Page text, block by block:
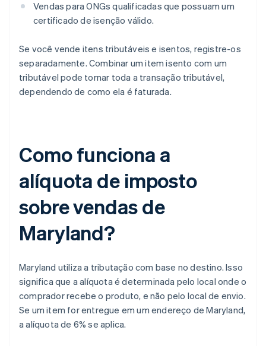
Vendas para ONGs qualificadas que possuam um
certificado de isenção válido.
Se você vende itens tributáveis e isentos, registre-os
separadamente. Combinar um item isento com um
tributável pode tornar toda a transação tributável,
dependendo de como ela é faturada.
Como funciona a
alíquota de imposto
sobre vendas de
Maryland?
Maryland utiliza a tributação com base no destino. Isso
significa que a alíquota é determinada pelo local onde o
comprador recebe o produto, e não pelo local de envio.
Se um item for entregue em um endereço de Maryland,
a alíquota de 6% se aplica.